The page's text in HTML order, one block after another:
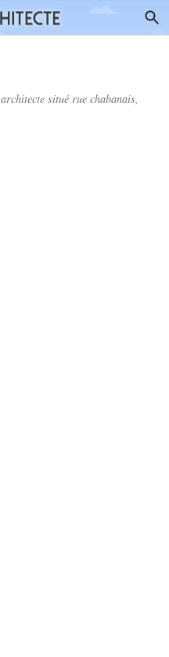
situé rue chabanais,